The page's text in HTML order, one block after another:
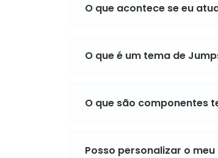
O que acontece se eu
O que é um tema de
O que são componentes
Posso personalizar o